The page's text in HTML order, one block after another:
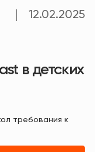
12.02.2025
в детских
требования к